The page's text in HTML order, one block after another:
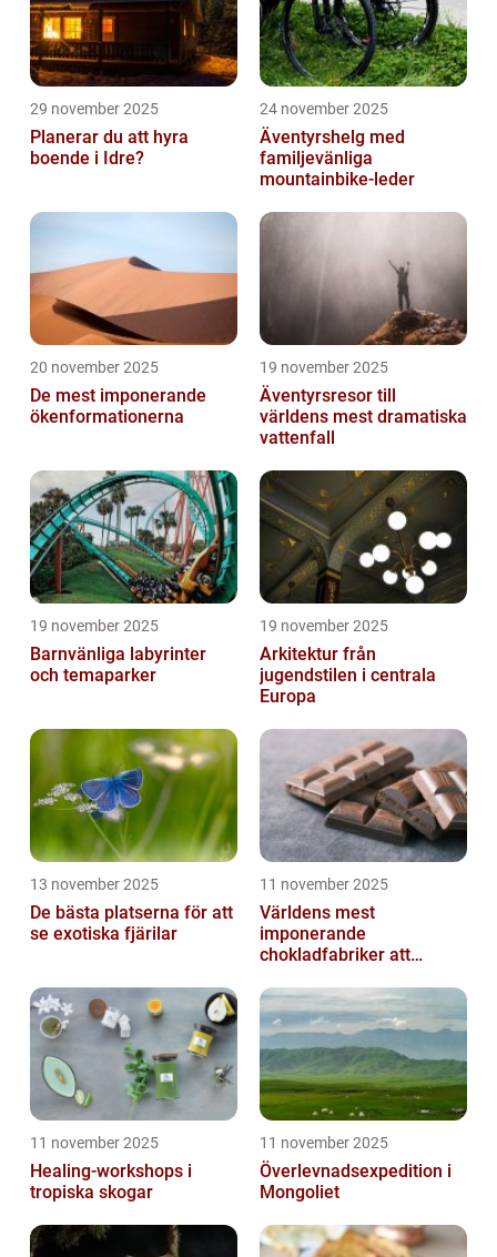
29 november 2025
Planerar du att hyra
boende i Idre?
24 november 2025
Äventyrshelg med
familjevänliga
mountainbike-leder
20 november 2025
De mest imponerande
ökenformationerna
19 november 2025
Äventyrsresor till
världens mest dramatiska
vattenfall
19 november 2025
Barnvänliga labyrinter
och temaparker
19 november 2025
Arkitektur från
jugendstilen i centrala
Europa
13 november 2025
De bästa platserna för att
se exotiska fjärilar
11 november 2025
Världens mest
imponerande
chokladfabriker att
11 november 2025
Healing-workshops i
tropiska skogar
11 november 2025
Överlevnadsexpedition i
Mongoliet